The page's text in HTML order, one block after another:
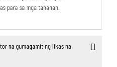
para sa mga tahanan.
na gumagamit ng likas na